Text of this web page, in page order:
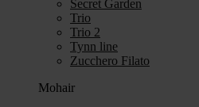
Secret Garden
Trio
Trio 2
Tynn line
Zucchero Filato
Mohair